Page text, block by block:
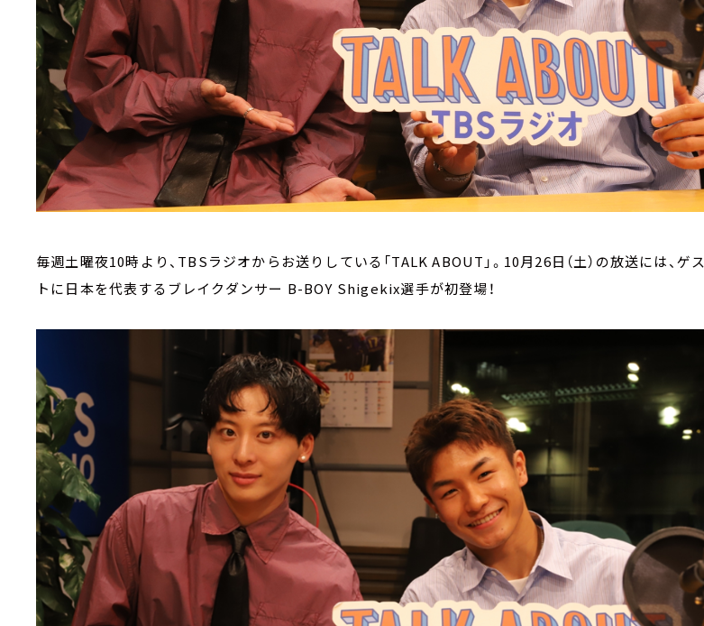
毎週土曜夜10時より、TBSラジオからお送りしている「TALK ABOUT」。10月26日（土）の放送には、ゲス
トに日本を代表するブレイクダンサー B-BOY Shigekix選手が初登場！